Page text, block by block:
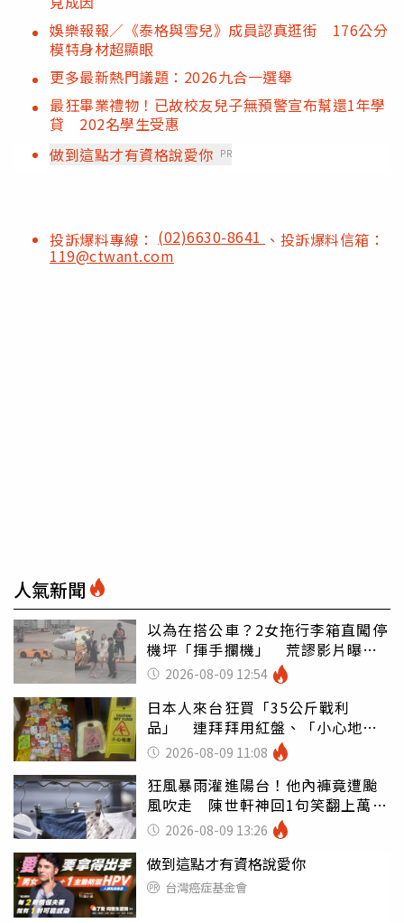
娛樂報報／《泰格與雪兒》成員認真逛街 176公分
模特身材超顯眼
更多最新熱門議題：2026九合一選舉
最狂畢業禮物！已故校友兒子無預警宣布幫還1年學
貸 202名學生受惠
做到這點才有資格說愛你 PR
投訴爆料專線： (02)6630-8641 、投訴爆料信箱：
119@ctwant.com
人氣新聞
以為在搭公車？2女拖行李箱直闖停
機坪「揮手攔機」 荒謬影片曝網
傻眼2026-08-09 12:54
日本人來台狂買「35公斤戰利
品」 連拜拜用紅盤、「小心地
滑」告示牌也帶回家
2026-08-09 11:08
狂風暴雨灌進陽台！他內褲竟遭颱
風吹走 陳世軒神回1句笑翻上萬網
友 2026-08-09 13:26
做到這點才有資格說愛你
台灣癌症基金會